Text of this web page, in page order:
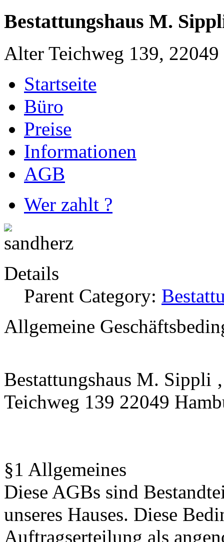
Bestattungshaus M.
Alter Teichweg 139,
Startseite
Büro
Preise
Informationen
AGB
Wer zahlt ?
Details
Parent Category:
Allgemeine
Bestattungshaus M. Sippli
Teichweg 139 22049
§1 Allgemeines
Diese AGBs sind
unseres Hauses. Diese
Auftragserteilung als